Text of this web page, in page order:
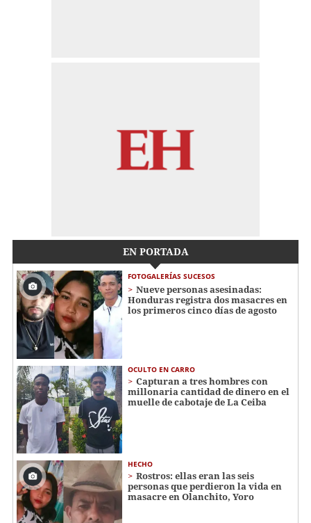
EN PORTADA
FOTOGALERÍAS SUCESOS
Nueve personas asesinadas:
Honduras registra dos masacres en
los primeros cinco días de agosto
OCULTO EN CARRO
Capturan a tres hombres con
millonaria cantidad de dinero en el
muelle de cabotaje de La Ceiba
HECHO
Rostros: ellas eran las seis
personas que perdieron la vida en
masacre en Olanchito, Yoro